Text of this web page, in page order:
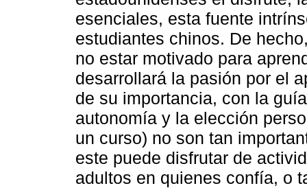
esenciales, esta fuente
estudiantes chinos. De
no estar motivado para
desarrollará la pasión por el
de su importancia, con la
autonomía y la elección
un curso) no son tan
este puede disfrutar de
adultos en quienes confía, o